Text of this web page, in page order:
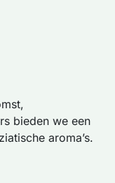
bieden we een
aroma’s.